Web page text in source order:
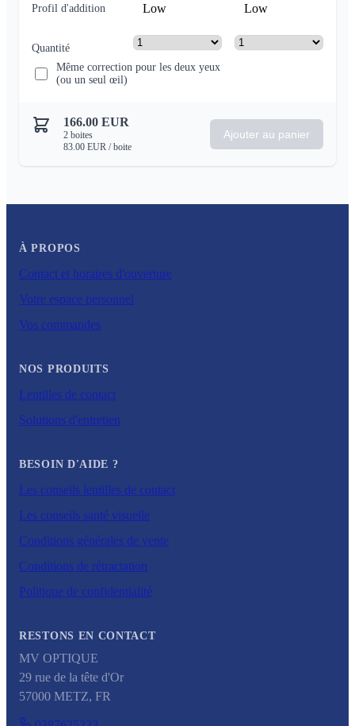
Profil d'addition Low Low
Quantité
Même correction pour les deux yeux
(ou un seul œil)
166.00 EUR
2 boites
83.00 EUR / boite
Ajouter au panier
À PROPOS
Contact et horaires d'ouverture
Votre espace personnel
Vos commandes
NOS PRODUITS
Lentilles de contact
Solutions d'entretien
BESOIN D'AIDE ?
Les conseils lentilles de contact
Les conseils santé visuelle
Conditions générales de vente
Conditions de rétractation
Politique de confidentialité
RESTONS EN CONTACT
MV OPTIQUE
29 rue de la tête d'Or
57000 METZ, FR